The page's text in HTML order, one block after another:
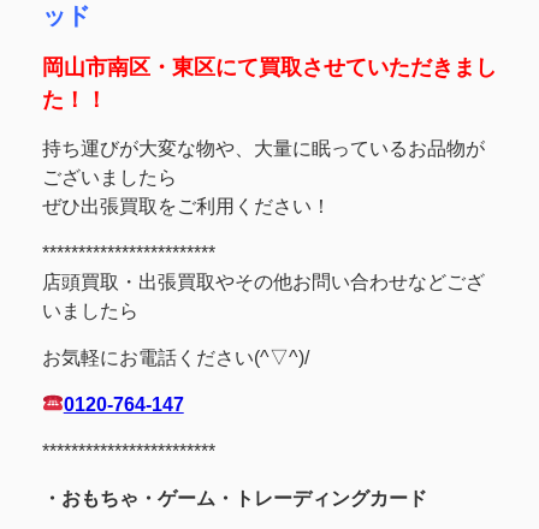
ッド
岡山市南区・東区にて買取させていただきまし
た！！
持ち運びが大変な物や、大量に眠っているお品物が
ございましたら
ぜひ出張買取をご利用ください！
************************
店頭買取・出張買取やその他お問い合わせなどござ
いましたら
お気軽にお電話ください(^▽^)/
0120-764-147
************************
・おもちゃ・ゲーム・トレーディングカード